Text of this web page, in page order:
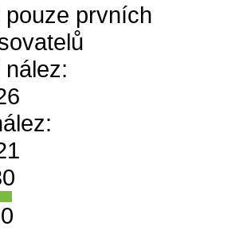
prvních